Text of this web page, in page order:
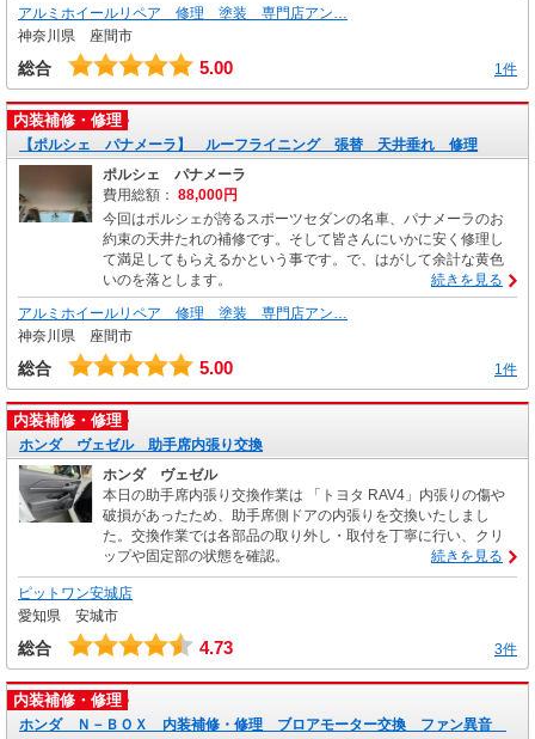
アルミホイールリペア 修理 塗装 専門店アン…
神奈川県 座間市
総合 5.00 1件
内装補修・修理
【ポルシェ パナメーラ】 ルーフライニング 張替 天井垂れ 修理
ポルシェ パナメーラ
費用総額： 88,000円
今回はポルシェが誇るスポーツセダンの名車、パナメーラのお
約束の天井たれの補修です。そして皆さんにいかに安く修理し
て満足してもらえるかという事です。で、はがして余計な黄色
いのを落とします。
続きを見る
アルミホイールリペア 修理 塗装 専門店アン…
神奈川県 座間市
総合 5.00 1件
内装補修・修理
ホンダ ヴェゼル 助手席内張り交換
ホンダ ヴェゼル
本日の助手席内張り交換作業は 「トヨタ RAV4」内張りの傷や
破損があったため、助手席側ドアの内張りを交換いたしまし
た。交換作業では各部品の取り外し・取付を丁寧に行い、クリ
ップや固定部の状態を確認。
続きを見る
ピットワン安城店
愛知県 安城市
総合 4.73 3件
内装補修・修理
ホンダ Ｎ－ＢＯＸ 内装補修・修理 ブロアモーター交換 ファン異音